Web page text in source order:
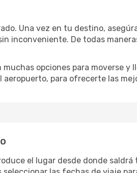
Una vez en tu destino,
inconveniente. De todas
opciones para moverse y
para ofrecerte las
el lugar desde donde